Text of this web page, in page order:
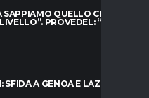
QUELLO CHE
PROVEDEL: “MESE
A GENOA E LAZIO,